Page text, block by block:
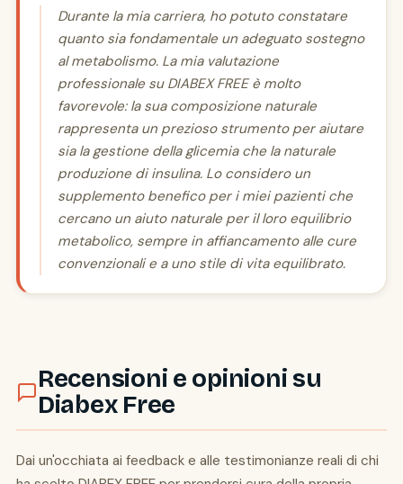
Durante la mia carriera, ho potuto constatare
quanto sia fondamentale un adeguato sostegno
al metabolismo. La mia valutazione
professionale su DIABEX FREE è molto
favorevole: la sua composizione naturale
rappresenta un prezioso strumento per aiutare
sia la gestione della glicemia che la naturale
produzione di insulina. Lo considero un
supplemento benefico per i miei pazienti che
cercano un aiuto naturale per il loro equilibrio
metabolico, sempre in affiancamento alle cure
convenzionali e a uno stile di vita equilibrato.
Recensioni e opinioni su
Diabex Free
Dai un'occhiata ai feedback e alle testimonianze reali di chi